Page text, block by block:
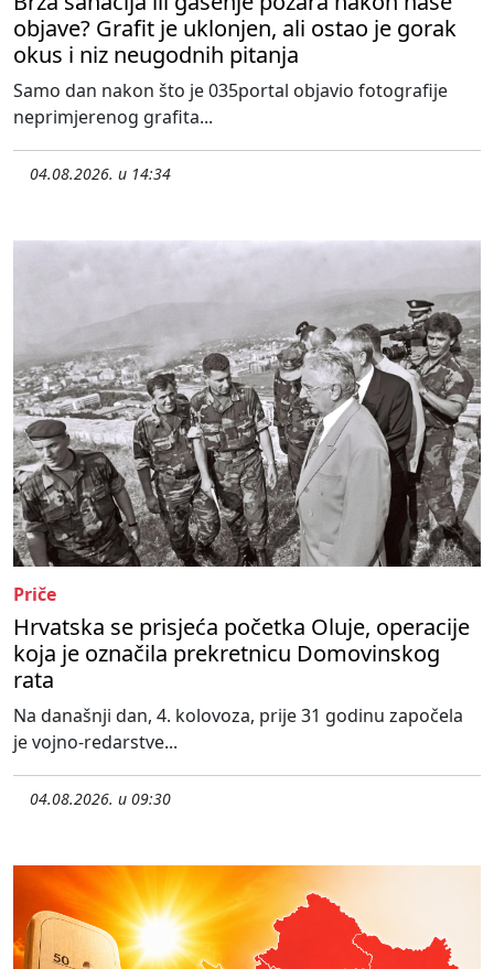
objave? Grafit je uklonjen, ali ostao je gorak
okus i niz neugodnih pitanja
Samo dan nakon što je 035portal objavio fotografije
neprimjerenog grafita...
04.08.2026. u 14:34
Priče
Hrvatska se prisjeća početka Oluje, operacije
koja je označila prekretnicu Domovinskog
rata
Na današnji dan, 4. kolovoza, prije 31 godinu započela
je vojno-redarstve...
04.08.2026. u 09:30